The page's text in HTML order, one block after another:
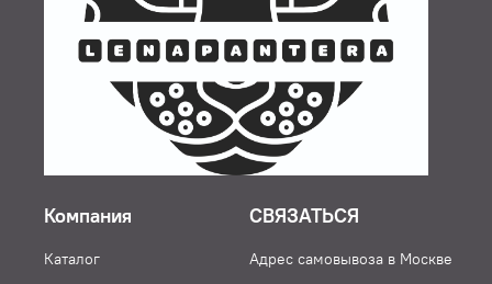
Компания
Каталог
СВЯЗАТЬСЯ
Адрес самовывоза в Москве